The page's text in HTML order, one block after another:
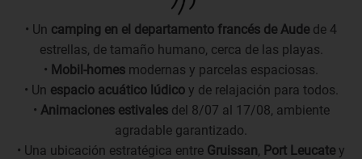
• Un camping en el departamento francés de Aude de 4
estrellas, de tamaño humano, cerca de las playas.
• Mobil-homes modernas y parcelas espaciosas.
• Un espacio acuático lúdicoy de relajación para todos.
• Animaciones estivalesdel 8/07 al 17/08, ambiente
agradable garantizado.
• Una ubicación estratégica entre Gruissan, Port Leucatey